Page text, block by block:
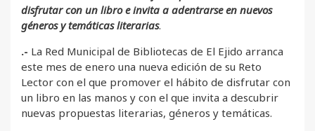
disfrutar con un libro e invita a adentrarse en nuevos
géneros y temáticas literarias.
.- La Red Municipal de Bibliotecas de El Ejido arranca
este mes de enero una nueva edición de su Reto
Lector con el que promover el hábito de disfrutar con
un libro en las manos y con el que invita a descubrir
nuevas propuestas literarias, géneros y temáticas.